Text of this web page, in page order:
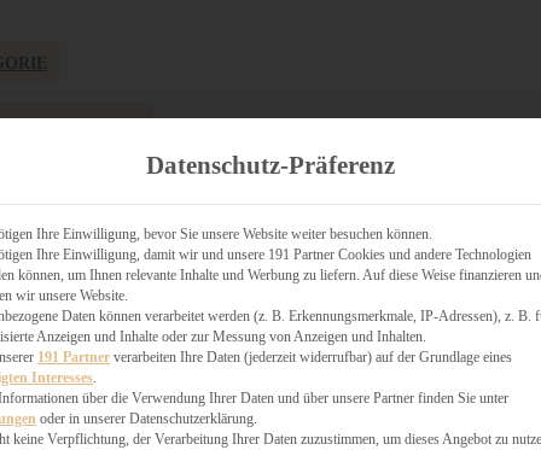
KÄSEKUCHEN
Datenschutz-Präferenz
Ihre Einwilligung, bevor Sie unsere Website weiter besuchen können.
Ihre Einwilligung, damit wir und unsere 191 Partner Cookies und andere Technologien
können, um Ihnen relevante Inhalte und Werbung zu liefern. Auf diese Weise finanzieren
wir unsere Website.
Daten können verarbeitet werden (z. B. Erkennungsmerkmale, IP-Adressen), z. B.
Anzeigen und Inhalte oder zur Messung von Anzeigen und Inhalten.
191 Partner verarbeiten Ihre Daten (jederzeit widerrufbar) auf der Grundlage eines
Interesses.
über die Verwendung Ihrer Daten und über unsere Partner finden Sie unter
oder in unserer Datenschutzerklärung.
keine Verpflichtung, der Verarbeitung Ihrer Daten zuzustimmen, um dieses Angebot zu